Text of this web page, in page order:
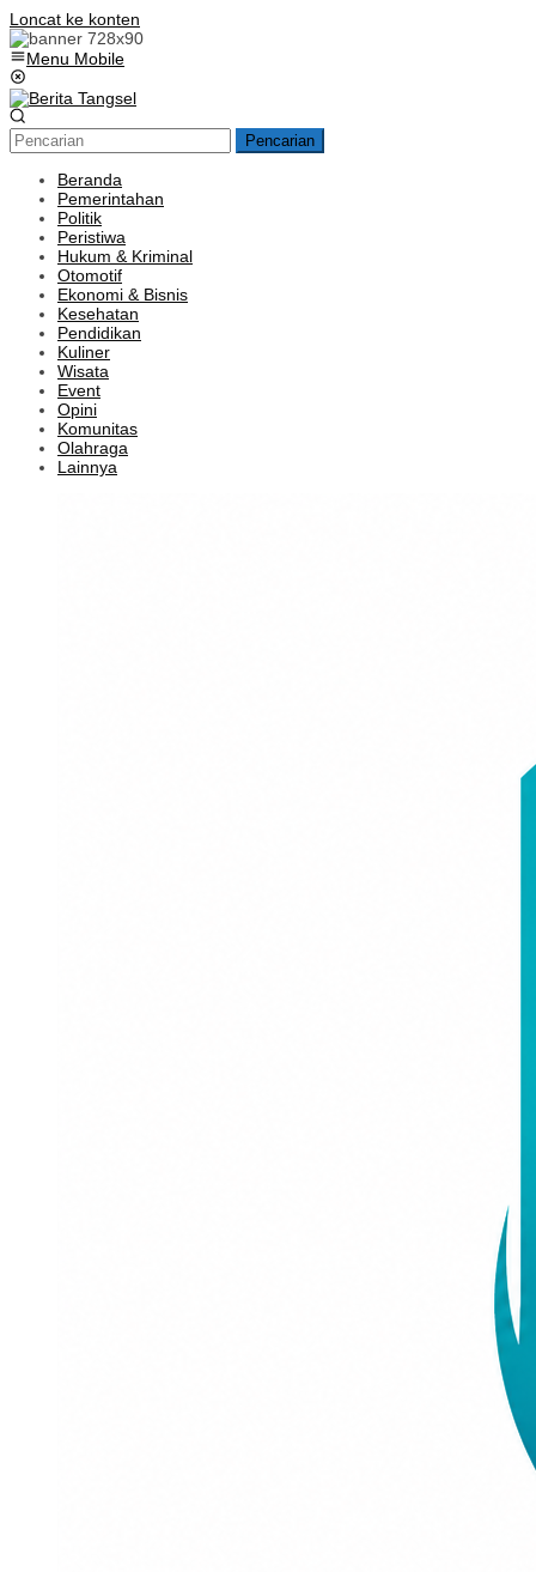
Loncat ke konten
Menu Mobile
Pencarian
Beranda
Pemerintahan
Politik
Peristiwa
Hukum & Kriminal
Otomotif
Ekonomi & Bisnis
Kesehatan
Pendidikan
Kuliner
Wisata
Event
Opini
Komunitas
Olahraga
Lainnya